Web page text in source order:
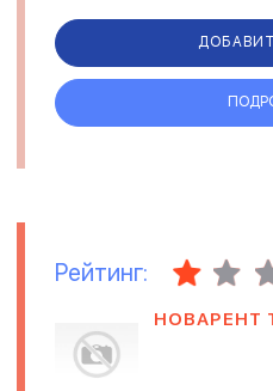
Рейтинг:
НОВАРЕНТ